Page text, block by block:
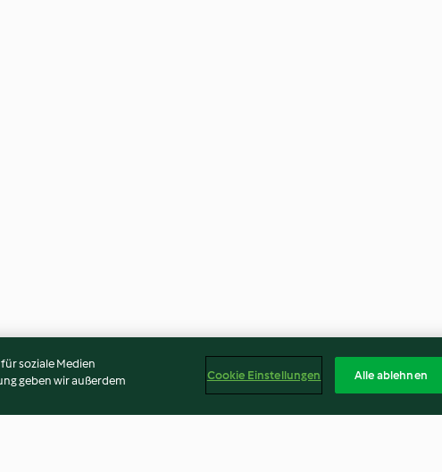
soziale Medien
geben wir außerdem
Cookie Einstellungen Alle ablehnen